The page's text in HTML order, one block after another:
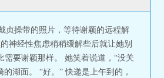
贞操带的照片，等待谢颖的远程解
神经性焦虑稍稍缓解些后就让她别
要谢颖那样。 她笑着说道，“没关
湖面。 “好。” 快递是上午到的，